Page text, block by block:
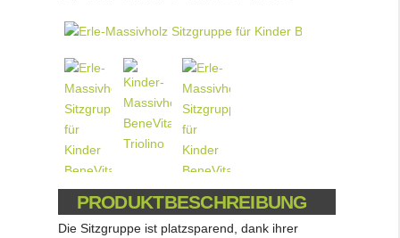
PRODUKTBESCHREIBUNG
Die Sitzgruppe ist platzsparend, dank ihrer